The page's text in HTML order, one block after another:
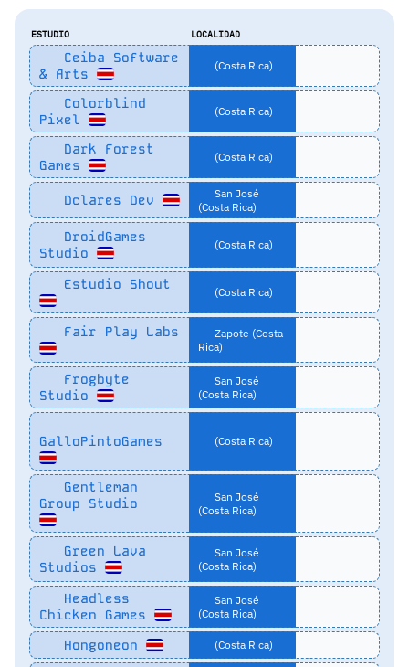
ESTUDIO LOCALIDAD
Ceiba Software
& Arts
(Costa Rica)
Colorblind
Pixel
(Costa Rica)
Dark Forest
Games
(Costa Rica)
Dclares Dev
San José
(Costa Rica)
DroidGames
Studio
(Costa Rica)
Estudio Shout (Costa Rica)
Fair Play Labs
Zapote (Costa
Rica)
Frogbyte
Studio
San José
(Costa Rica)
GalloPintoGames (Costa Rica)
Gentleman
Group Studio
San José
(Costa Rica)
Green Lava
Studios
San José
(Costa Rica)
Headless
Chicken Games
San José
(Costa Rica)
Hongoneon (Costa Rica)